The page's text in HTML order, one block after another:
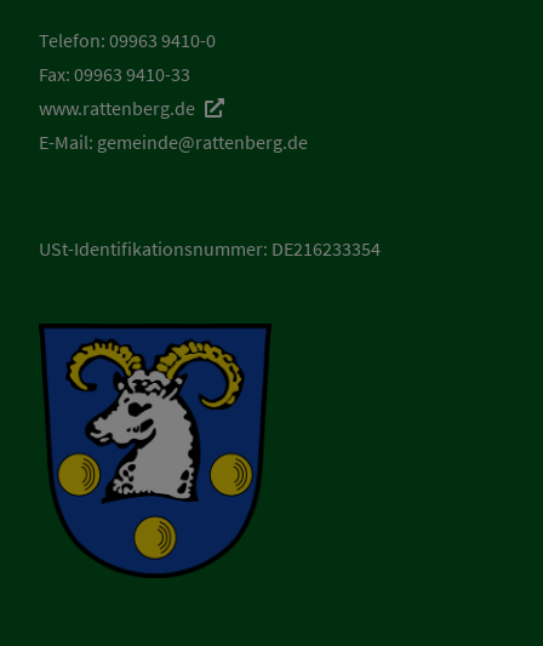
Telefon: 09963 9410-0
Fax: 09963 9410-33
www.rattenberg.de
E-Mail: gemeinde@rattenberg.de
USt-Identifikationsnummer: DE216233354